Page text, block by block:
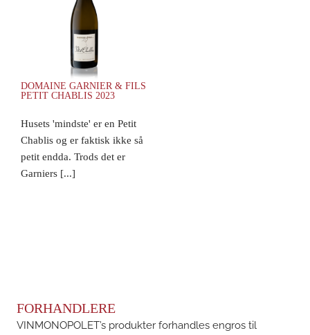
DOMAINE GARNIER & FILS
PETIT CHABLIS 2023
Husets 'mindste' er en Petit
Chablis og er faktisk ikke så
petit endda. Trods det er
Garniers [...]
FORHANDLERE
VINMONOPOLET’s produkter forhandles engros til